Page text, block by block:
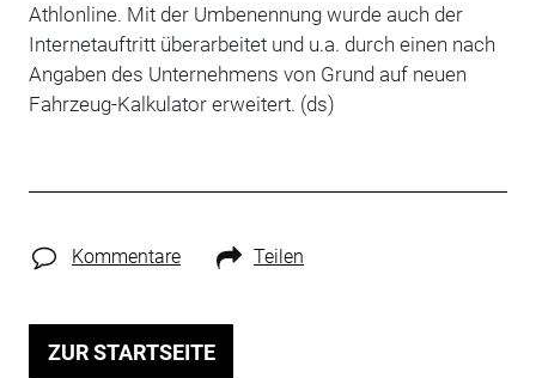
Athlonline. Mit der Umbenennung wurde auch der
Internetauftritt überarbeitet und u.a. durch einen nach
Angaben des Unternehmens von Grund auf neuen
Fahrzeug-Kalkulator erweitert. (ds)
Kommentare Teilen
ZUR STARTSEITE